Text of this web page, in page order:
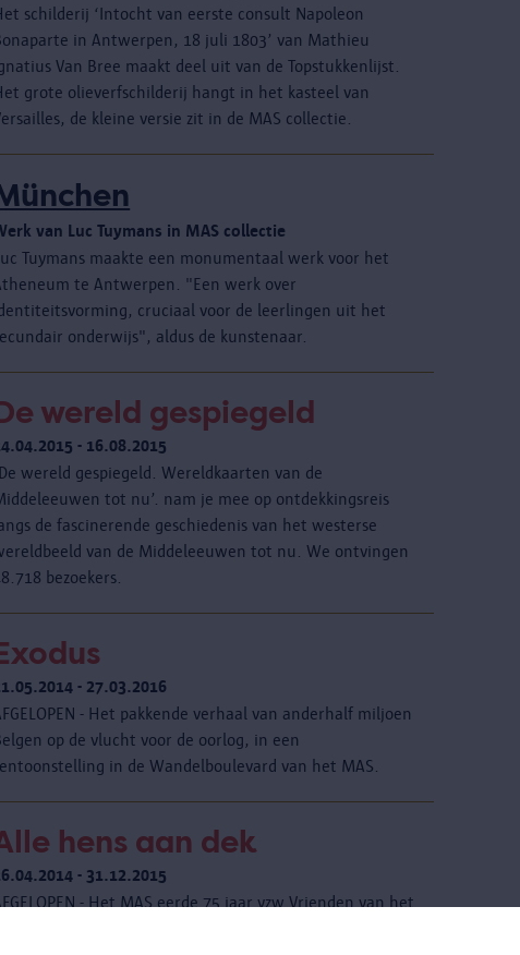
schilderij ‘Intocht van eerste consult Napoleon
in Antwerpen, 18 juli 1803’ van Mathieu
Van Bree maakt deel uit van de Topstukkenlijst.
grote olieverfschilderij hangt in het kasteel van
de kleine versie zit in de MAS collectie.
van Luc Tuymans in MAS collectie
Tuymans maakte een monumentaal werk voor het
te Antwerpen. "Een werk over
cruciaal voor de leerlingen uit het
onderwijs", aldus de kunstenaar.
wereld gespiegeld
- 16.08.2015
wereld gespiegeld. Wereldkaarten van de
tot nu’. nam je mee op ontdekkingsreis
de fascinerende geschiedenis van het westerse
van de Middeleeuwen tot nu. We ontvingen
bezoekers.
- 27.03.2016
- Het pakkende verhaal van anderhalf miljoen
op de vlucht voor de oorlog, in een
in de Wandelboulevard van het MAS.
hens aan dek
- 31.12.2015
- Het MAS eerde 75 jaar vzw Vrienden van het